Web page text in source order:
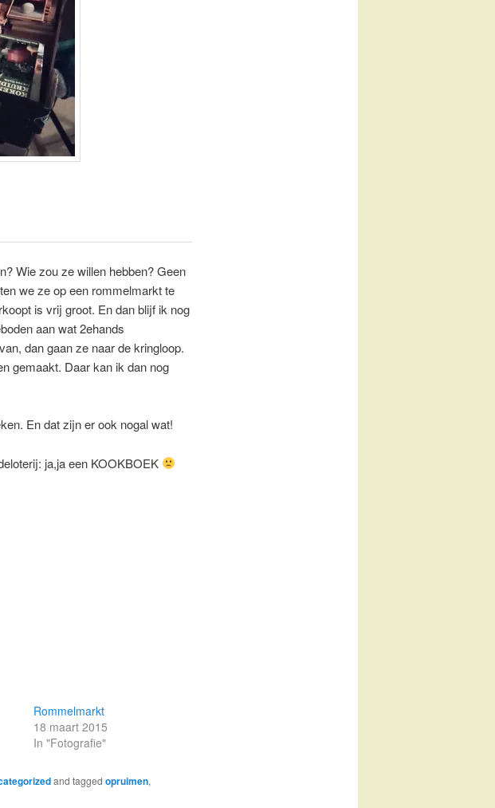
Wie zou ze willen hebben? Geen
we ze op een rommelmarkt te
is vrij groot. En dan blijf ik nog
aan wat 2ehands
dan gaan ze naar de kringloop.
gemaakt. Daar kan ik dan nog
En dat zijn er ook nogal wat!
ja,ja een KOOKBOEK
Rommelmarkt
18 maart 2015
In "Fotografie"
and tagged opruimen,